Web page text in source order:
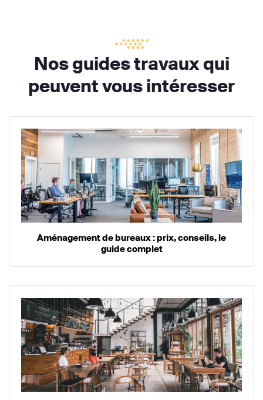
Nos guides travaux qui
peuvent vous intéresser
Aménagement de bureaux : prix, conseils, le
guide complet